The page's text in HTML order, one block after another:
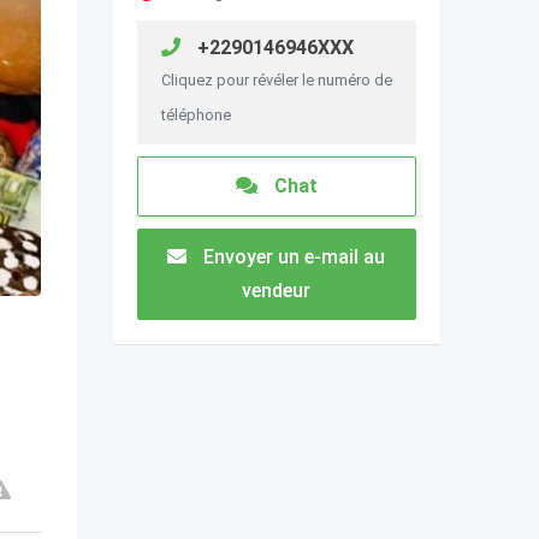
+2290146946XXX
Cliquez pour révéler le numéro de
téléphone
Chat
Envoyer un e-mail au
vendeur